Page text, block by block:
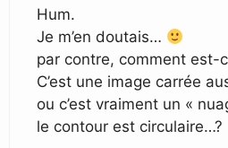
Hum.
Je m’en doutais…
par contre, comment est-
C’est une image carrée
ou c’est vraiment un «
le contour est circulaire…?